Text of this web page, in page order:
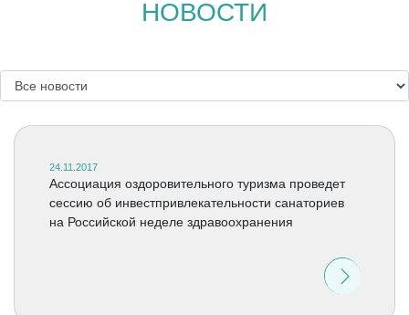
НОВОСТИ
24.11.2017
Ассоциация оздоровительного туризма проведет
сессию об инвестпривлекательности санаториев
на Российской неделе здравоохранения